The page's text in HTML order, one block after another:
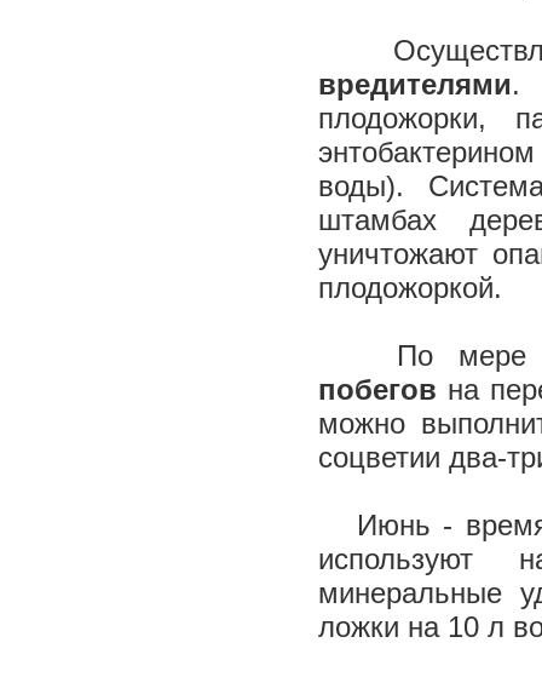
вредителями.
плодожорки,
воды).
штамбах
уничтожают
плодожоркой.
По мере
побегов на
можно
соцветии два-
Июнь -
используют
минеральные
ложки на 10 л